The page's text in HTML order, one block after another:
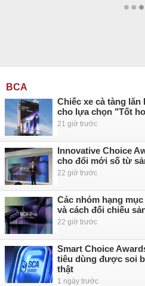
BCA
Chiếc xe cà tàng
cho lựa chọn "Tốt
21 giờ trước
Innovative Choice
cho đổi mới số từ
22 giờ trước
Các nhóm hạng
và cách đối chiếu
22 giờ trước
Smart Choice
tiêu dùng được soi
thật
1 ngày trước